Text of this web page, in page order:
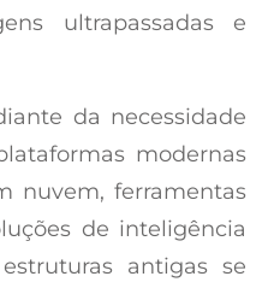
ultrapassadas e
da necessidade
modernas
nuvem, ferramentas
de inteligência
antigas se